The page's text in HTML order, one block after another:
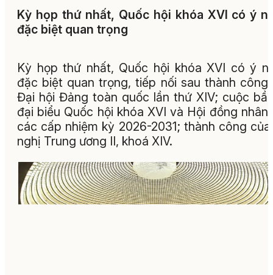
Kỳ họp thứ nhất, Quốc hội khóa XVI có ý
đặc biệt quan trọng
Kỳ họp thứ nhất, Quốc hội khóa XVI có ý
đặc biệt quan trọng, tiếp nối sau thành công
Đại hội Đảng toàn quốc lần thứ XIV; cuộc
đại biểu Quốc hội khóa XVI và Hội đồng nhân
các cấp nhiệm kỳ 2026-2031; thành công
nghị Trung ương II, khoá XIV.